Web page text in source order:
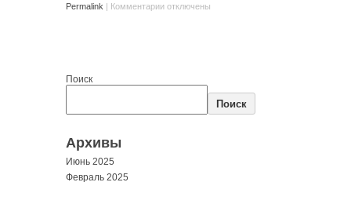
Permalink | Комментарии отключены
Поиск
Поиск
Архивы
Июнь 2025
Февраль 2025